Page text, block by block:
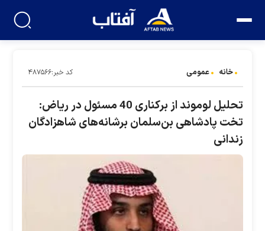
خانه عمومی کد خبر:۴۸۷۵۶۶
تحلیل لوموند از برکناری 40 مسئول در ریاض:
تخت پادشاهی بن‌سلمان برشانه‌های شاهزادگان
زندانی